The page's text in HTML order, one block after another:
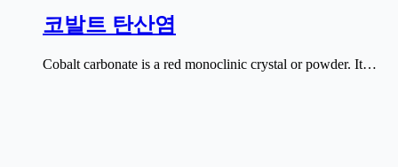
코발트 탄산염
Cobalt carbonate is a red monoclinic crystal or powder. It…